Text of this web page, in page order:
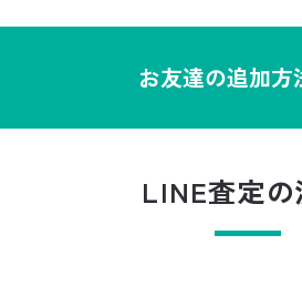
お友達の追加方
LINE査定